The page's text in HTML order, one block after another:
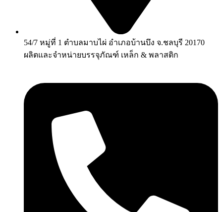
54/7 หมู่ที่ 1 ตำบลมาบไผ่ อำเภอบ้านบึง จ.ชลบุรี 20170
ผลิตและจำหน่ายบรรจุภัณฑ์ เหล็ก & พลาสติก